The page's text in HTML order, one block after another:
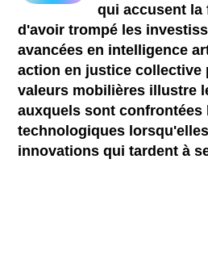
qui accusent la
d'avoir trompé les
avancées en intelligence
action en justice collective
valeurs mobilières illustre
auxquels sont confrontées
technologiques
innovations qui tardent à